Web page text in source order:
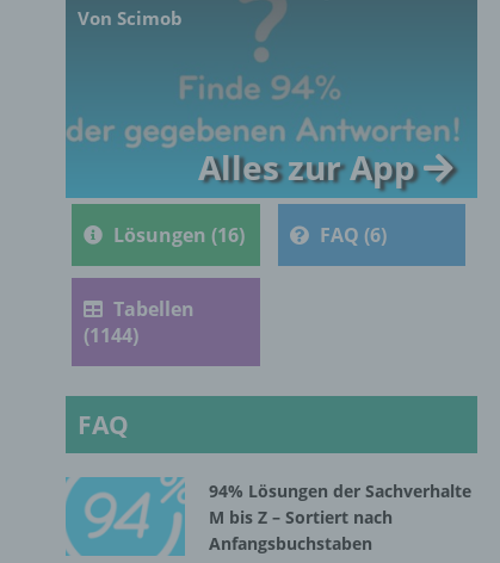
Von Scimob
Alles zur App
Lösungen (16) FAQ (6)
Tabellen
(1144)
FAQ
94% Lösungen der Sachverhalte
M bis Z – Sortiert nach
Anfangsbuchstaben